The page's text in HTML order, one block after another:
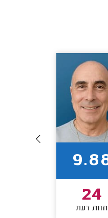
24
חוות דעת